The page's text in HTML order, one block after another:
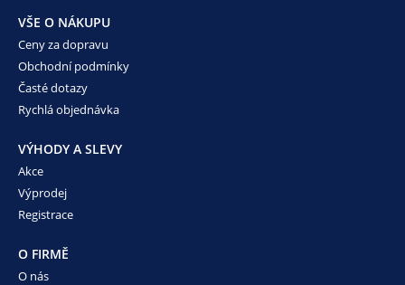
VŠE O NÁKUPU
Ceny za dopravu
Obchodní podmínky
Časté dotazy
Rychlá objednávka
VÝHODY A SLEVY
Akce
Výprodej
Registrace
O FIRMĚ
O nás